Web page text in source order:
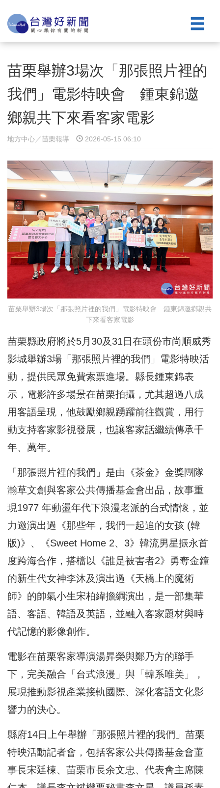
苗栗舉辦3場次「那張照片裡的
我們」電影特映會 鍾東錦邀
鄉親共下來看客家電影
地方中心／苗栗報導 2026-05-15 06:10
苗栗舉辦3場次「那張照片裡的我們」電影特映會 鍾東錦邀鄉親共
下來看客家電影
苗栗縣政府將於5月30及31日在頭份市尚順威秀
影城舉辦3場「那張照片裡的我們」電影特映活
動，提供民眾免費索票進場。縣長鍾東錦表
示，電影許多場景在苗栗拍攝，尤其超過八成
用客語呈現，他鼓勵鄉親踴躍前往觀賞，用行
動支持客家影視發展， 也讓客家話繼續傳承千
年、萬年。
「那張照片裡的我們」是由《茶金》金獎團隊
瀚草文創與客家公共傳播基金會出品，故事重
現1977 年動盪年代下浪漫老派的台式情懷，並
力邀演出過《那些年，我們一起追的女孩 (韓
版)》、《Sweet Home 2、3》韓流男星振永首
度跨海合作，搭檔以《誰是被害者2》勇奪金鐘
的新生代女神李沐及演出過《天橋上的魔術
師》的帥氣小生宋柏緯擔綱演出，是一部集華
語、客語、韓語及英語，並融入客家題材與時
代記憶的影像創作。
電影在苗栗客家導演湯昇榮與鄭乃方的聯手
下，完美融合「台式浪漫」與「韓系唯美」，
展現推動影視產業接軌國際、深化客語文化影
響力的決心。
縣府14日上午舉辦「那張照片裡的我們」苗栗
特映活動記者會，包括客家公共傳播基金會董
事長宋廷棟、苗栗市長余文忠、代表會主席陳